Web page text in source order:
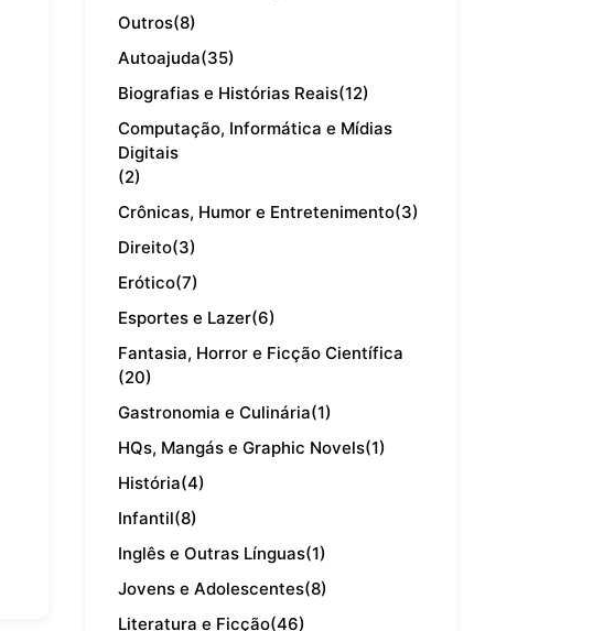
Outros(8)
Autoajuda(35)
Biografias e Histórias Reais(12)
Computação, Informática e Mídias
Digitais
(2)
Crônicas, Humor e Entretenimento(3)
Direito(3)
Erótico(7)
Esportes e Lazer(6)
Fantasia, Horror e Ficção Científica
(20)
Gastronomia e Culinária(1)
HQs, Mangás e Graphic Novels(1)
História(4)
Infantil(8)
Inglês e Outras Línguas(1)
Jovens e Adolescentes(8)
Literatura e Ficção(46)